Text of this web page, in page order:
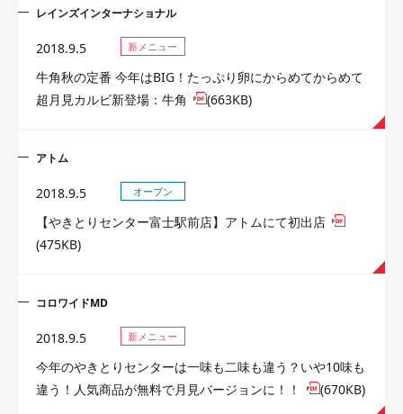
レインズインターナショナル
2018.9.5 新メニュー
牛角秋の定番 今年はBIG！たっぷり卵にからめてからめて
超月見カルビ新登場：牛角
(663KB)
アトム
2018.9.5 オープン
【やきとりセンター富士駅前店】アトムにて初出店
(475KB)
コロワイドMD
2018.9.5 新メニュー
今年のやきとりセンターは一味も二味も違う？いや10味も
違う！人気商品が無料で月見バージョンに！！
(670KB)